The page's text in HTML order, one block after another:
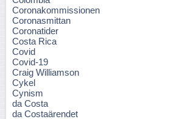
Coronakommissionen
Coronasmittan
Coronatider
Costa Rica
Covid
Covid-19
Craig Williamson
Cykel
Cynism
da Costa
da Costaärendet